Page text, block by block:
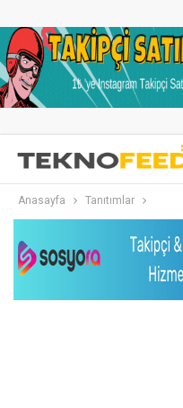
Anasayfa Tanıtımlar